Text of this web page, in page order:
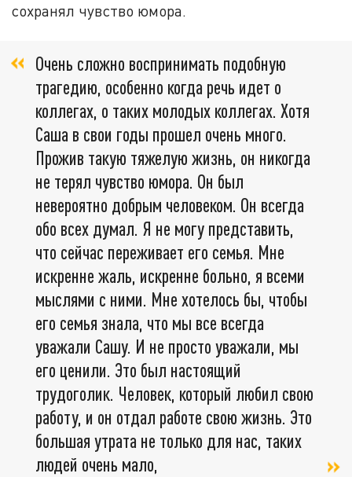
сохранял чувство юмора.
Очень сложно воспринимать подобную
трагедию, особенно когда речь идет о
коллегах, о таких молодых коллегах. Хотя
Саша в свои годы прошел очень много.
Прожив такую тяжелую жизнь, он никогда
не терял чувство юмора. Он был
невероятно добрым человеком. Он всегда
обо всех думал. Я не могу представить,
что сейчас переживает его семья. Мне
искренне жаль, искренне больно, я всеми
мыслями с ними. Мне хотелось бы, чтобы
его семья знала, что мы все всегда
уважали Сашу. И не просто уважали, мы
его ценили. Это был настоящий
трудоголик. Человек, который любил свою
работу, и он отдал работе свою жизнь. Это
большая утрата не только для нас, таких
людей очень мало,